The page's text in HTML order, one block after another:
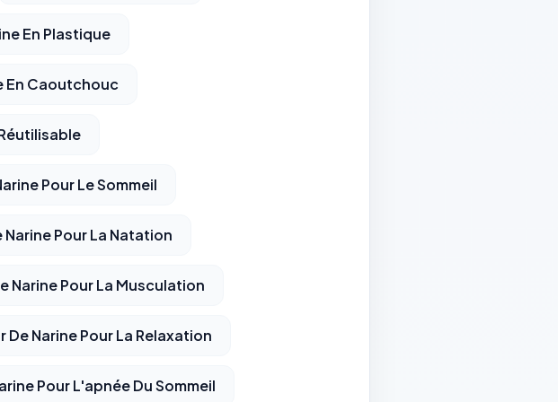
En Plastique
En Caoutchouc
Pour Le Sommeil
Pour La Natation
Narine Pour La Musculation
De Narine Pour La Relaxation
Pour L'apnée Du Sommeil
impact sur
et des liens
Pour vous y
. Détail :Politique de